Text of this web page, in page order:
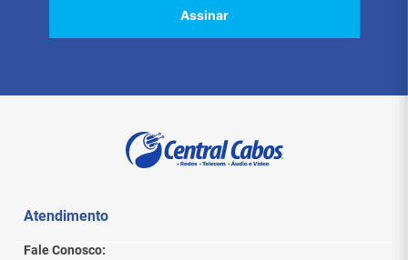
Assinar
Atendimento
Fale Conosco: